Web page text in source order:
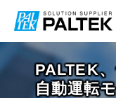
PALTEK
自動運転